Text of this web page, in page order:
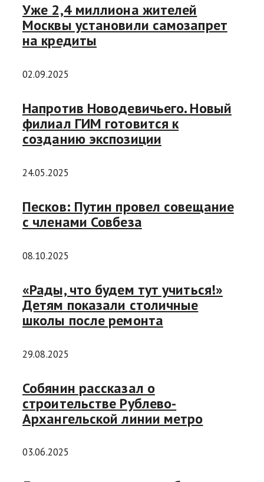
Уже 2,4 миллиона жителей
Москвы установили самозапрет
на кредиты
02.09.2025
Напротив Новодевичьего. Новый
филиал ГИМ готовится к
созданию экспозиции
24.05.2025
Песков: Путин провел совещание
с членами Совбеза
08.10.2025
«Рады, что будем тут учиться!»
Детям показали столичные
школы после ремонта
29.08.2025
Собянин рассказал о
строительстве Рублево-
Архангельской линии метро
03.06.2025